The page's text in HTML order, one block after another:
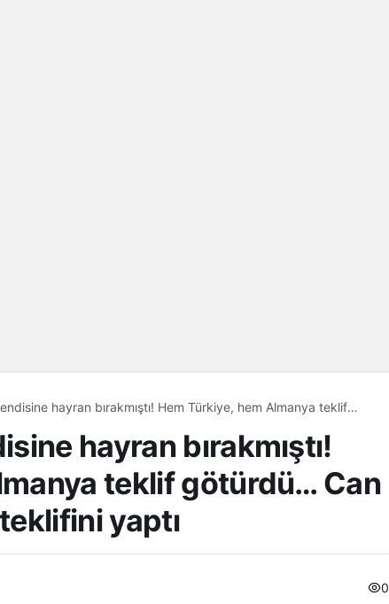
hayran bırakmıştı! Hem Türkiye, hem Almanya teklif
hayran bırakmıştı!
teklif götürdü… Can
yaptı
0